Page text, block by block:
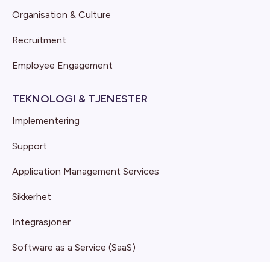
Organisation & Culture
Recruitment
Employee Engagement
TEKNOLOGI & TJENESTER
Implementering
Support
Application Management Services
Sikkerhet
Integrasjoner
Software as a Service (SaaS)